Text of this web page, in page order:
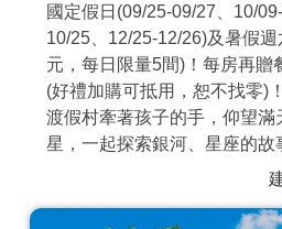
商家合作
推薦景點
國定假日(09/25-09/27、10/
10/25、12/25-12/26)及暑假
元，每日限量5間)！每房再贈
(好禮加購可抵用，恕不找零)
渡假村牽著孩子的手，仰望滿
星，一起探索銀河、星座的故